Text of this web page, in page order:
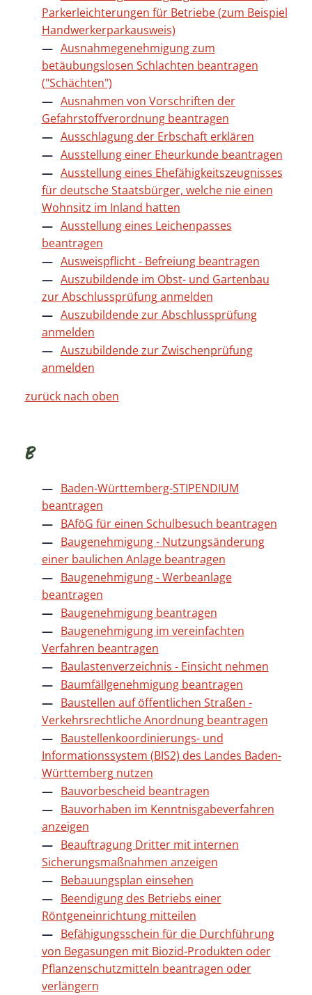
Parkerleichterungen für Betriebe (zum Beispiel
Handwerkerparkausweis)
Ausnahmegenehmigung zum
betäubungslosen Schlachten beantragen
("Schächten")
Ausnahmen von Vorschriften der
Gefahrstoffverordnung beantragen
Ausschlagung der Erbschaft erklären
Ausstellung einer Eheurkunde beantragen
Ausstellung eines Ehefähigkeitszeugnisses
für deutsche Staatsbürger, welche nie einen
Wohnsitz im Inland hatten
Ausstellung eines Leichenpasses
beantragen
Ausweispflicht - Befreiung beantragen
Auszubildende im Obst- und Gartenbau
zur Abschlussprüfung anmelden
Auszubildende zur Abschlussprüfung
anmelden
Auszubildende zur Zwischenprüfung
anmelden
zurück nach oben
B
Baden-Württemberg-STIPENDIUM
beantragen
BAföG für einen Schulbesuch beantragen
Baugenehmigung - Nutzungsänderung
einer baulichen Anlage beantragen
Baugenehmigung - Werbeanlage
beantragen
Baugenehmigung beantragen
Baugenehmigung im vereinfachten
Verfahren beantragen
Baulastenverzeichnis - Einsicht nehmen
Baumfällgenehmigung beantragen
Baustellen auf öffentlichen Straßen -
Verkehrsrechtliche Anordnung beantragen
Baustellenkoordinierungs- und
Informationssystem (BIS2) des Landes Baden-
Württemberg nutzen
Bauvorbescheid beantragen
Bauvorhaben im Kenntnisgabeverfahren
anzeigen
Beauftragung Dritter mit internen
Sicherungsmaßnahmen anzeigen
Bebauungsplan einsehen
Beendigung des Betriebs einer
Röntgeneinrichtung mitteilen
Befähigungsschein für die Durchführung
von Begasungen mit Biozid-Produkten oder
Pflanzenschutzmitteln beantragen oder
verlängern